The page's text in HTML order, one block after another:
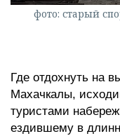
фото: старый
Где отдохнуть на
Махачкалы,
туристами
ездившему в